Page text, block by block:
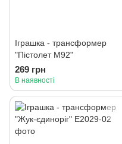
Іграшка - трансформер
"Пістолет М92"
269 грн
В наявності